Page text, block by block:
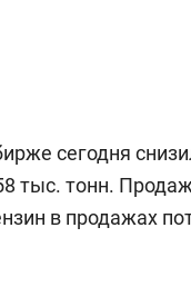
сегодня
тыс. тонн.
в продажах